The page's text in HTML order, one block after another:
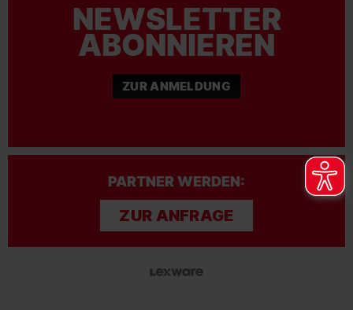
NEWSLETTER
ABONNIEREN
ZUR ANMELDUNG
PARTNER WERDEN:
ZUR ANFRAGE